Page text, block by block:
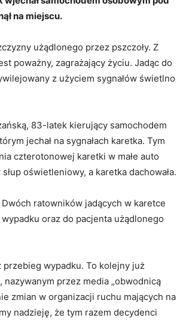
na miejscu.
użądlonego przez pszczoły. Z
poważny, zagrażający życiu. Jadąc do
z użyciem sygnałów świetlno
83-latek kierujący samochodem
jechał na sygnałach karetka. Tym
czterotonowej karetki w małe auto
oświetleniowy, a karetka dachowała.
ratowników jadących w karetce
oraz do pacjenta użądlonego
przebieg wypadku. To kolejny już
przez media „obwodnicą
zmian w organizacji ruchu mających na
nadzieję, że tym razem decydenci